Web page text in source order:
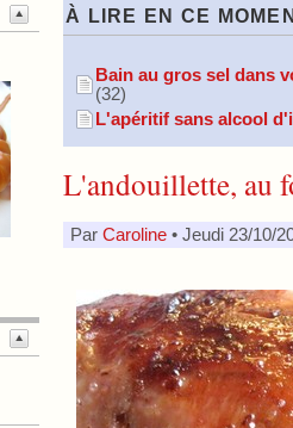
À LIRE EN CE
Bain au gros sel dans
(32)
L'apéritif sans alcool
L'andouillette, au
Par Caroline • Jeudi 23/10/